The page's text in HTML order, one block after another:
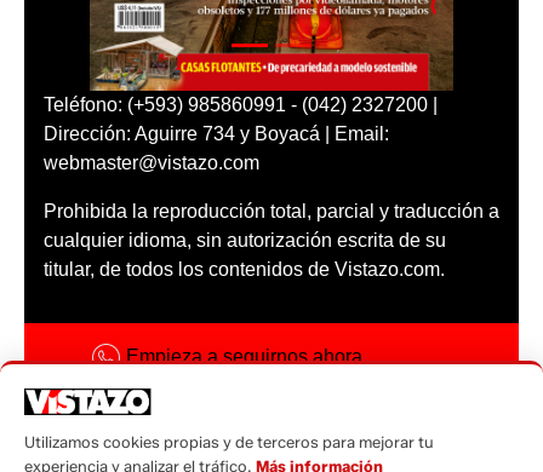
Teléfono: (+593) 985860991 - (042) 2327200 |
Dirección: Aguirre 734 y Boyacá | Email:
webmaster@vistazo.com
Prohibida la reproducción total, parcial y traducción a
cualquier idioma, sin autorización escrita de su
titular, de todos los contenidos de Vistazo.com.
Empieza a seguirnos ahora
Código ética
Utilizamos cookies propias y de terceros para mejorar tu
experiencia y analizar el tráfico. Más información